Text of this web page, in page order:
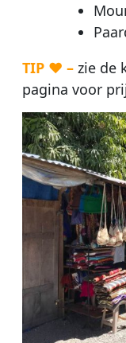
TIP ♥ –zie de
pagina voor